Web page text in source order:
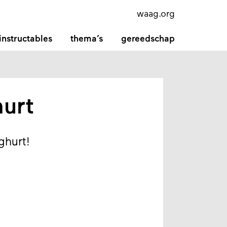
instructables thema’s gereedschap
waag.org